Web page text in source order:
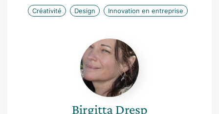
Créativité Design Innovation en entreprise
Birgitta
Dresp
Birgitta Dresp